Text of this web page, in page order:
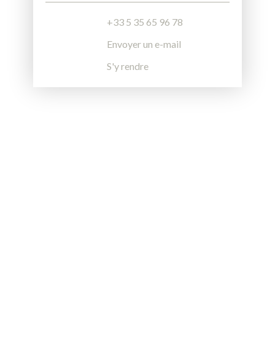
+33 5 35 65 96 78
Envoyer un e-mail
S'y rendre